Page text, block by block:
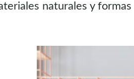
naturales y formas